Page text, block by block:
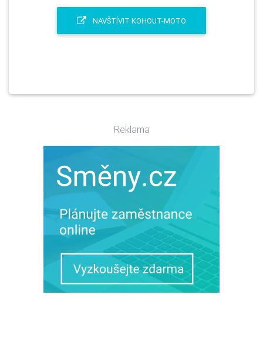
NAVŠTÍVIT KOHOUT-MOTO
Reklama